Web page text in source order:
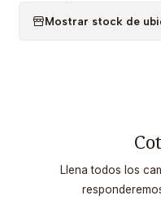
Mostrar stock de
Llena todos los